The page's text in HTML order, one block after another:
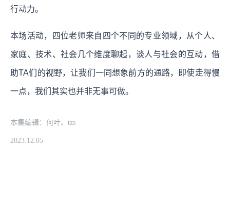
行动力。
本场活动，四位老师来自四个不同的专业领域，从个人、
家庭、技术、社会几个维度聊起，谈人与社会的互动，借
助TA们的视野，让我们一同想象前方的通路，即使走得慢
一点，我们其实也并非无事可做。
本集编辑：何叶、tzs
2023.12.05